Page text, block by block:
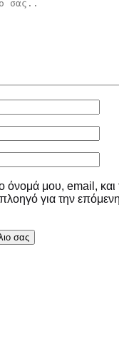
όνομά μου, email, και
για την